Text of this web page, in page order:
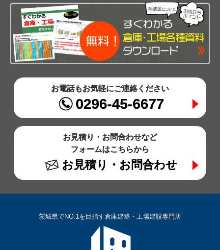
お電話もお気軽にご連絡ください
0296-45-6677
お見積り・お問合わせなど
フォームはこちらから
お見積り・お問合わせ
茨城県でNO.1を目指す倉庫建築・工場建設専門店